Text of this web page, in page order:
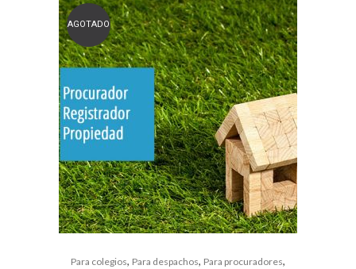
AGOTADO
Para colegios, Para despachos, Para procuradores,